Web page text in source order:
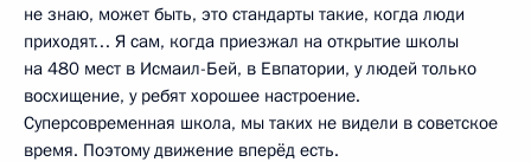
не знаю, может быть, это стандарты такие, когда люди
приходят… Я сам, когда приезжал на открытие школы
на 480 мест в Исмаил-Бей, в Евпатории, у людей только
восхищение, у ребят хорошее настроение.
Суперсовременная школа, мы таких не видели в советское
время. Поэтому движение вперёд есть.